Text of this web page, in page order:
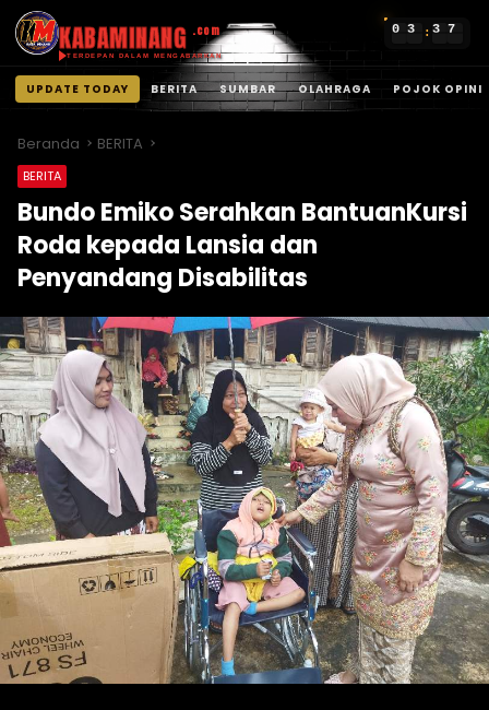
KABAMINANG .com
TERDEPAN DALAM MENGABARKAN
0 3 : 3 7
UPDATE TODAY BERITA SUMBAR OLAHRAGA POJOK OPINI
konten
Beranda BERITA
BERITA
Bundo Emiko Serahkan BantuanKursi
Roda kepada Lansia dan
Penyandang Disabilitas